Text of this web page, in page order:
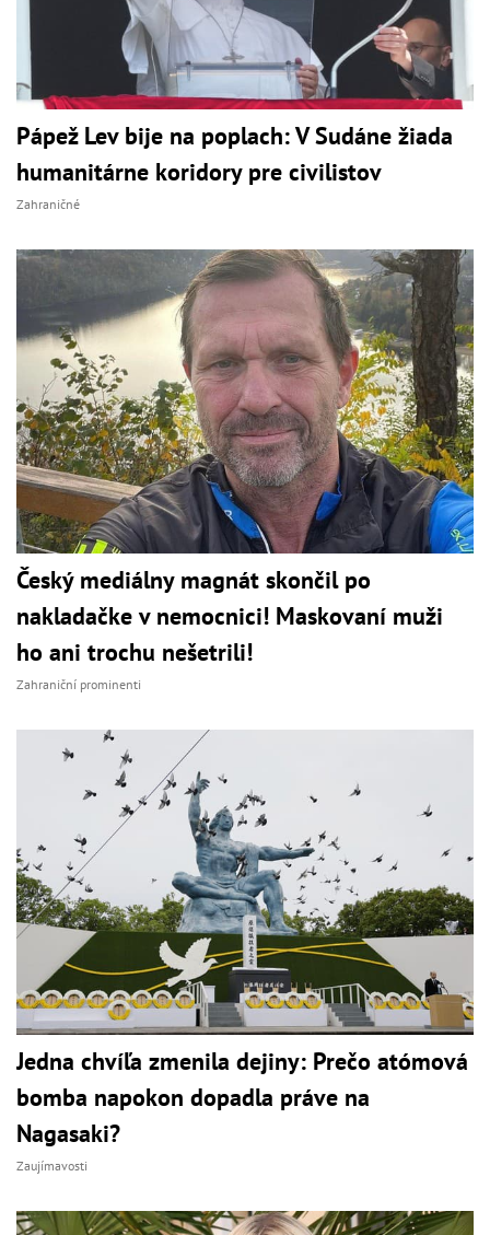
Pápež Lev bije na poplach: V Sudáne žiada
humanitárne koridory pre civilistov
Zahraničné
Český mediálny magnát skončil po
nakladačke v nemocnici! Maskovaní muži
ho ani trochu nešetrili!
Zahraniční prominenti
Jedna chvíľa zmenila dejiny: Prečo atómová
bomba napokon dopadla práve na
Nagasaki?
Zaujímavosti